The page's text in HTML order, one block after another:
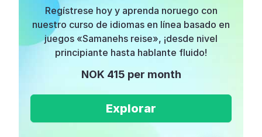
Regístrese hoy y aprenda noruego con
nuestro curso de idiomas en línea basado en
juegos «Samanehs reise», ¡desde nivel
principiante hasta hablante fluido!
NOK 415 per month
Explorar